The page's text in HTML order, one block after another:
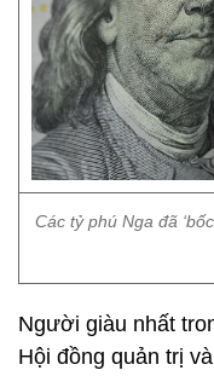
Các tỷ phú Nga đã
Người giàu nhất
Hội đồng quản trị